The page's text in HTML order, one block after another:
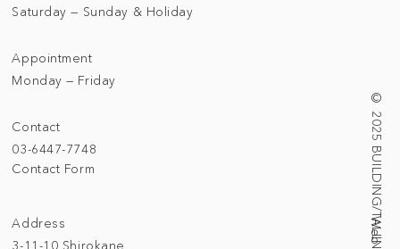
Address
3-11-10 Shirokane
© 2025 BUILDING/TALLNESS LTD.
Contact
03-6447-7748
Contact Form
Saturday — Sunday & Holiday
Appointment
Monday — Friday